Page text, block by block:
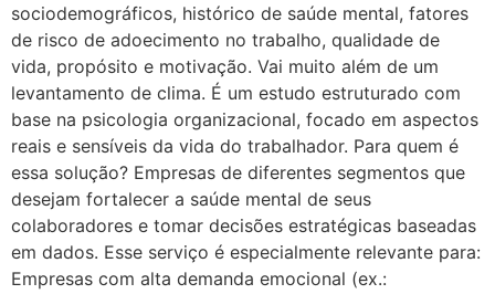
sociodemográficos, histórico de saúde mental, fatores
de risco de adoecimento no trabalho, qualidade de
vida, propósito e motivação. Vai muito além de um
levantamento de clima. É um estudo estruturado com
base na psicologia organizacional, focado em aspectos
reais e sensíveis da vida do trabalhador. Para quem é
essa solução? Empresas de diferentes segmentos que
desejam fortalecer a saúde mental de seus
colaboradores e tomar decisões estratégicas baseadas
em dados. Esse serviço é especialmente relevante para:
Empresas com alta demanda emocional (ex.: